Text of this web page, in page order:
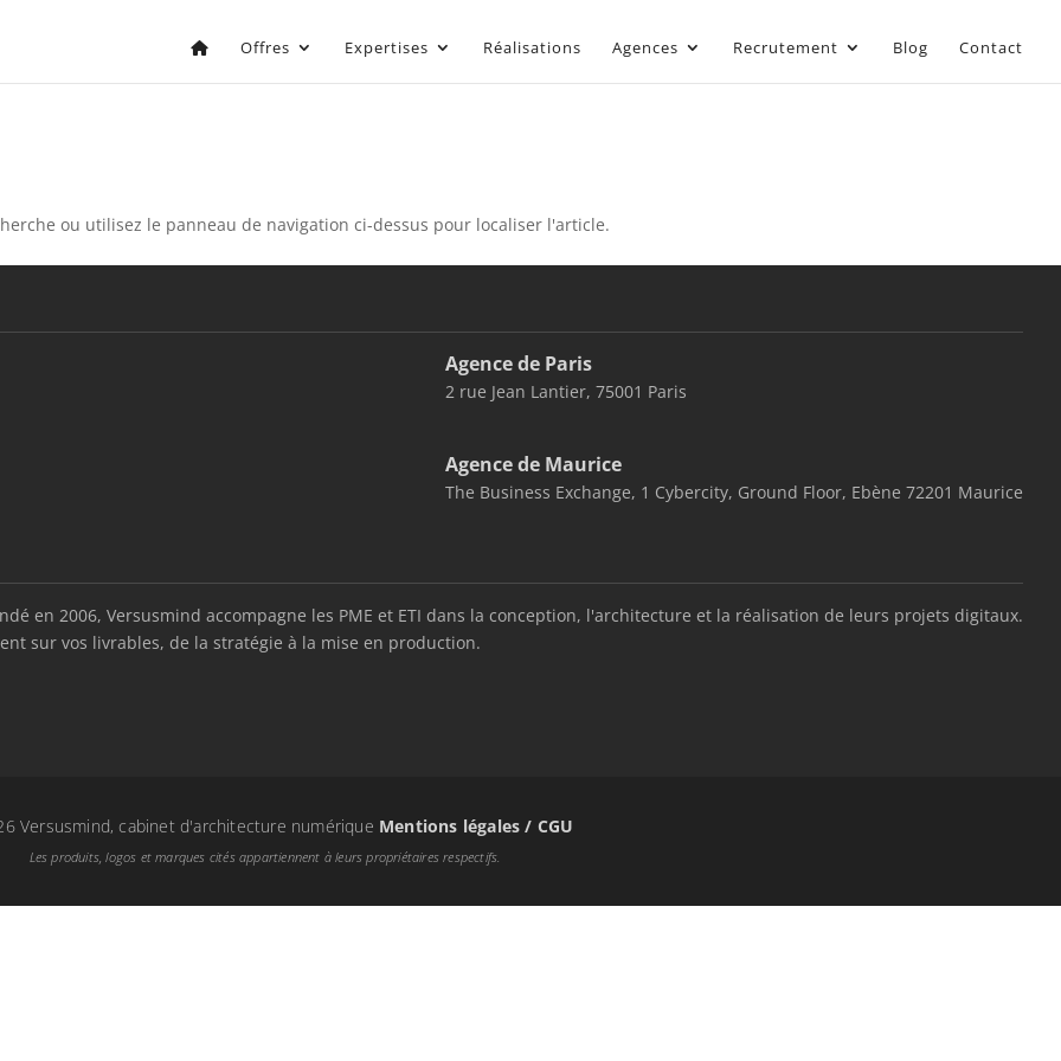
Offres Expertises Réalisations Agences Recrutement Blog Contact
ou utilisez le panneau de navigation ci-dessus pour localiser l'article.
Agence de Paris
2 rue Jean Lantier, 75001 Paris
Agence de Maurice
The Business Exchange, 1 Cybercity, Ground Floor, Ebène 72201 Maurice
en 2006, Versusmind accompagne les PME et ETI dans la conception, l'architecture et la réalisation de leurs projets digitaux.
sur vos livrables, de la stratégie à la mise en production.
Versusmind, cabinet d'architecture numérique Mentions légales / CGU
Les produits, logos et marques cités appartiennent à leurs propriétaires respectifs.